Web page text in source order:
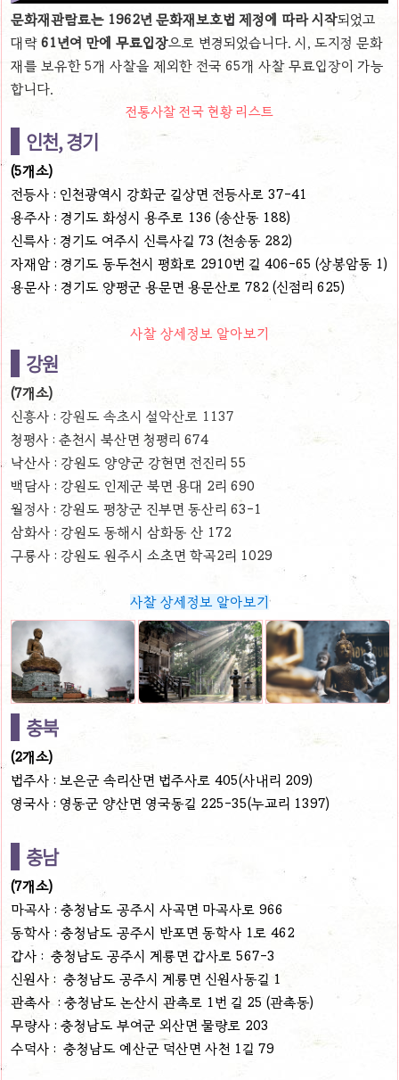
문화재관람료는 1962년 문화재보호법 제정에 따라 시작되었고
대략 61년여 만에 무료입장으로 변경되었습니다. 시, 도지정 문화
재를 보유한 5개 사찰을 제외한 전국 65개 사찰 무료입장이 가능
합니다.
전통사찰 전국 현황 리스트
인천, 경기
(5개소)
전등사 : 인천광역시 강화군 길상면 전등사로 37-41
용주사 : 경기도 화성시 용주로 136 (송산동 188)
신륵사 : 경기도 여주시 신륵사길 73 (천송동 282)
자재암 : 경기도 동두천시 평화로 2910번 길 406-65 (상봉암동 1)
용문사 : 경기도 양평군 용문면 용문산로 782 (신점리 625)
사찰 상세정보 알아보기
강원
(7개소)
신흥사 : 강원도 속초시 설악산로 1137
청평사 : 춘천시 북산면 청평리 674
낙산사 : 강원도 양양군 강현면 전진리 55
백담사 : 강원도 인제군 북면 용대 2리 690
월정사 : 강원도 평창군 진부면 동산리 63-1
삼화사 : 강원도 동해시 삼화동 산 172
구룡사 : 강원도 원주시 소초면 학곡2리 1029
사찰 상세정보 알아보기
충북
(2개소)
법주사 : 보은군 속리산면 법주사로 405(사내리 209)
영국사 : 영동군 양산면 영국동길 225-35(누교리 1397)
충남
(7개소)
마곡사 : 충청남도 공주시 사곡면 마곡사로 966
동학사 : 충청남도 공주시 반포면 동학사 1로 462
갑사 : 충청남도 공주시 계룡면 갑사로 567-3
신원사 : 충청남도 공주시 계룡면 신원사동길 1
관촉사 : 충청남도 논산시 관촉로 1번 길 25 (관촉동)
무량사 : 충청남도 부여군 외산면 물량로 203
수덕사 : 충청남도 예산군 덕산면 사천 1길 79